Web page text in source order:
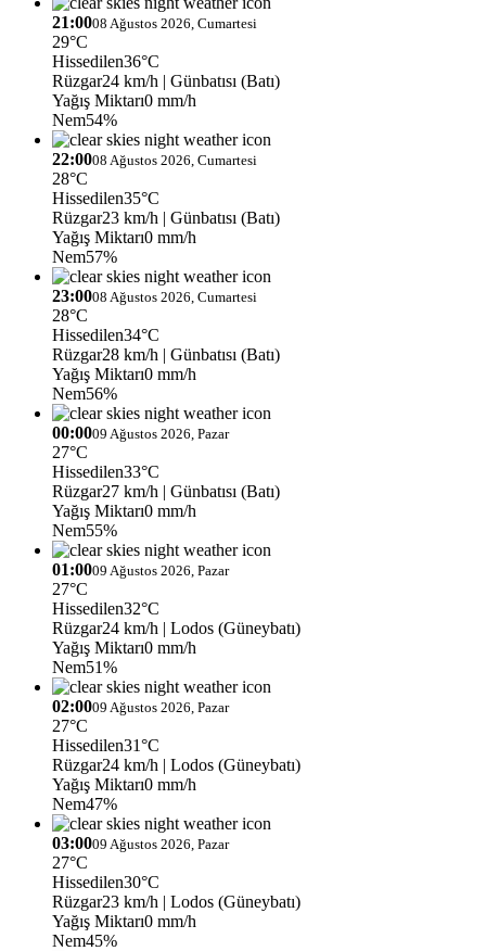
21:0008 Ağustos 2026, Cumartesi
29°C
Hissedilen36°C
Rüzgar24 km/h | Günbatısı (Batı)
Yağış Miktarı0 mm/h
Nem54%
22:0008 Ağustos 2026, Cumartesi
28°C
Hissedilen35°C
Rüzgar23 km/h | Günbatısı (Batı)
Yağış Miktarı0 mm/h
Nem57%
23:0008 Ağustos 2026, Cumartesi
28°C
Hissedilen34°C
Rüzgar28 km/h | Günbatısı (Batı)
Yağış Miktarı0 mm/h
Nem56%
00:0009 Ağustos 2026, Pazar
27°C
Hissedilen33°C
Rüzgar27 km/h | Günbatısı (Batı)
Yağış Miktarı0 mm/h
Nem55%
01:0009 Ağustos 2026, Pazar
27°C
Hissedilen32°C
Rüzgar24 km/h | Lodos (Güneybatı)
Yağış Miktarı0 mm/h
Nem51%
02:0009 Ağustos 2026, Pazar
27°C
Hissedilen31°C
Rüzgar24 km/h | Lodos (Güneybatı)
Yağış Miktarı0 mm/h
Nem47%
03:0009 Ağustos 2026, Pazar
27°C
Hissedilen30°C
Rüzgar23 km/h | Lodos (Güneybatı)
Yağış Miktarı0 mm/h
Nem45%